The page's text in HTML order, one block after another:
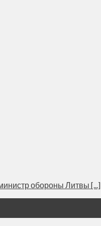
обороны Литвы [...]